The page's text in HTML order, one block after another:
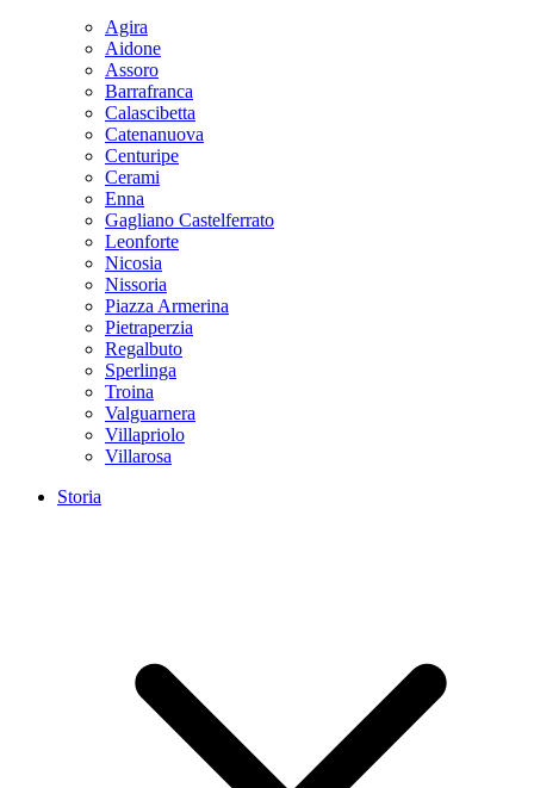
Agira
Aidone
Assoro
Barrafranca
Calascibetta
Catenanuova
Centuripe
Cerami
Enna
Gagliano Castelferrato
Leonforte
Nicosia
Nissoria
Piazza Armerina
Pietraperzia
Regalbuto
Sperlinga
Troina
Valguarnera
Villapriolo
Villarosa
Storia